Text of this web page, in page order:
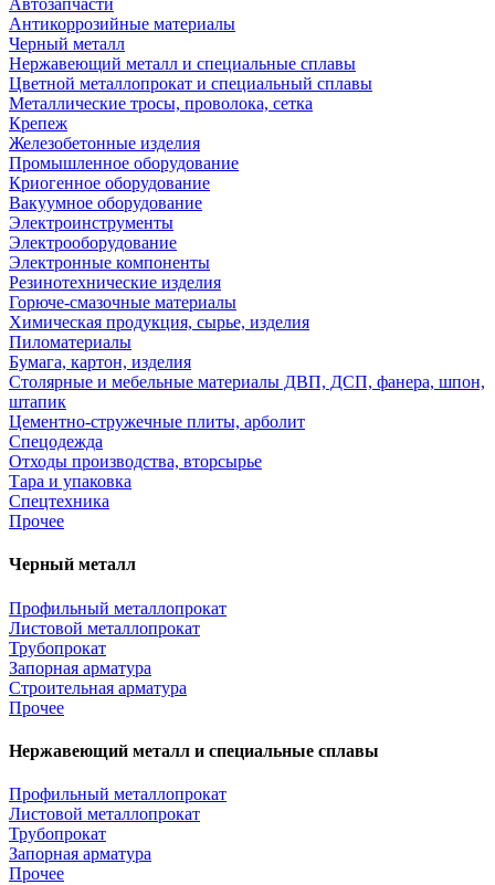
Автозапчасти
Антикоррозийные материалы
Черный металл
Нержавеющий металл и специальные сплавы
Цветной металлопрокат и специальный сплавы
Металлические тросы, проволока, сетка
Крепеж
Железобетонные изделия
Промышленное оборудование
Криогенное оборудование
Вакуумное оборудование
Электроинструменты
Электрооборудование
Электронные компоненты
Резинотехнические изделия
Горюче-смазочные материалы
Химическая продукция, сырье, изделия
Пиломатериалы
Бумага, картон, изделия
Столярные и мебельные материалы ДВП, ДСП, фанера, шпон,
штапик
Цементно-стружечные плиты, арболит
Спецодежда
Отходы производства, вторсырье
Тара и упаковка
Спецтехника
Прочее
Черный металл
Профильный металлопрокат
Листовой металлопрокат
Трубопрокат
Запорная арматура
Строительная арматура
Прочее
Нержавеющий металл и специальные сплавы
Профильный металлопрокат
Листовой металлопрокат
Трубопрокат
Запорная арматура
Прочее